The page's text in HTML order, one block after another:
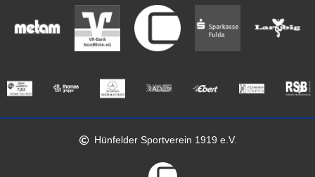
Hünfelder Sportverein 1919 e.V.